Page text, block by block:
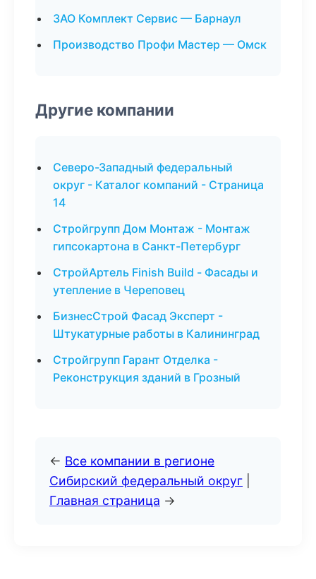
ЗАО Комплект Сервис — Барнаул
Производство Профи Мастер — Омск
Другие компании
Северо-Западный федеральный
округ - Каталог компаний - Страница
14
Стройгрупп Дом Монтаж - Монтаж
гипсокартона в Санкт-Петербург
СтройАртель Finish Build - Фасады и
утепление в Череповец
БизнесСтрой Фасад Эксперт -
Штукатурные работы в Калининград
Стройгрупп Гарант Отделка -
Реконструкция зданий в Грозный
← Все компании в регионе
Сибирский федеральный округ
Главная страница →